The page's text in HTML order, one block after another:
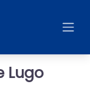
Lugo